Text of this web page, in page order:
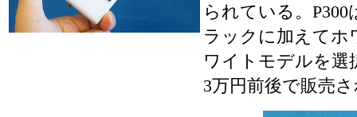
られている。
ラックに加えてホ
ワイトモデルを選
3万円前後で販売